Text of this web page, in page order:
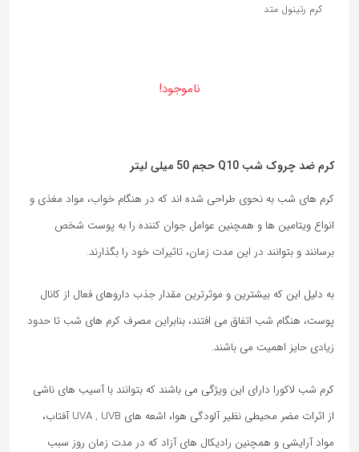
کرم رتینول متد
ناموجود!
کرم ضد چروک شب Q10 حجم 50 میلی لیتر
کرم‌ های شب به نحوی طراحی شده ‌اند که در هنگام خواب، مواد مغذی و
انواع ویتامین ‌ها و همچنین عوامل جوان ‌کننده را به پوست شخص
برسانند و بتوانند در این مدت زمان، تاثیرات خود را بگذارند.
به دلیل این که بیشترین و موثرترین مقدار جذب داروهای فعال از کانال
پوست، هنگام شب اتفاق می ‌افتند، بنابراین مصرف کرم‌ های شب تا حدود
زیادی حایز اهمیت می باشند.
کرم‌ شب لاکورا دارای این ویژگی می باشند که بتوانند با آسیب های ناشی
از اثرات مضر محیطی نظیر آلودگی هوا، اشعه‌ های UVA , UVB آفتاب،
مواد آرایشی و همچنین رادیکال ‌های آزاد که در مدت زمان روز سبب